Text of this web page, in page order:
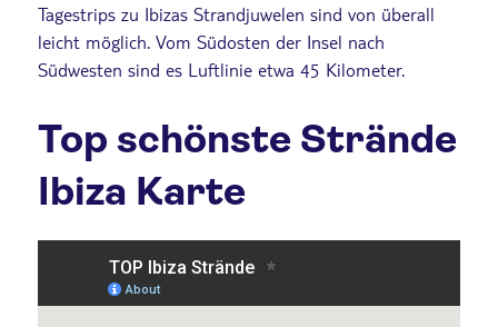
Tagestrips zu Ibizas Strandjuwelen sind von überall
leicht möglich. Vom Südosten der Insel nach
Südwesten sind es Luftlinie etwa 45 Kilometer.
Top schönste Strände
Ibiza Karte